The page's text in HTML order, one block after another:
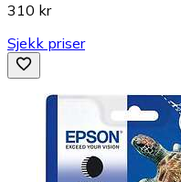
310 kr
Sjekk priser